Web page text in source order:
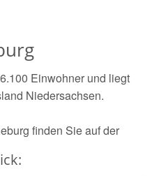
Einwohner und liegt
Niedersachsen.
finden Sie auf der